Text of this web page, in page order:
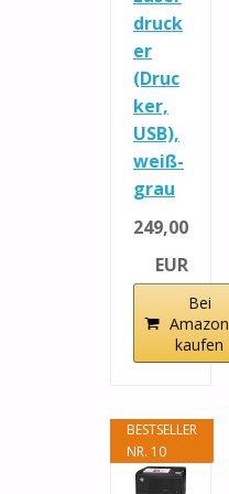
druck
er
(Druc
ker,
USB),
weiß-
grau
249,00
EUR
Bei
Amazon
kaufen
BESTSELLER
NR. 10